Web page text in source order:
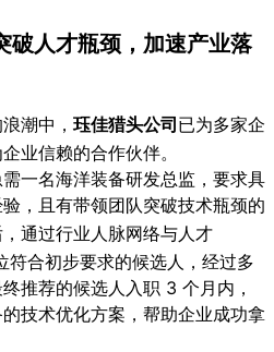
破人才瓶颈，加速产业落
潮中， 珏佳猎头公司 已为多家企
业信赖的合作伙伴。
一名海洋装备研发总监，要求具
，且有带领团队突破技术瓶颈的
通过行业人脉网络与人才
合初步要求的候选人，经过多
推荐的候选人入职 3 个月内，
技术优化方案，帮助企业成功拿